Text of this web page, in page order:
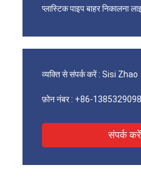
प्लास्टिक पाइप बाहर निकालना
व्यक्ति से संपर्क करें : Sisi Zhao
फ़ोन नंबर : +86-
संपर्क करें